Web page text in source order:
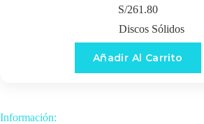
S/261.80
Discos Sólidos
Añadir Al Carrito
Información: